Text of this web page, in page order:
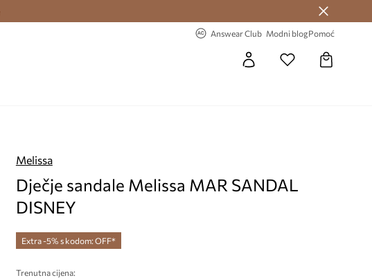
Answear Club Modni blogPomoć
Melissa
Dječje sandale Melissa MAR SANDAL
DISNEY
Extra -5% s kodom: OFF*
Trenutna cijena: